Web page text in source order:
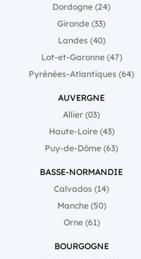
Dordogne (24)
Gironde (33)
Landes (40)
Lot-et-Garonne (47)
Pyrénées-Atlantiques (64)
AUVERGNE
Allier (03)
Haute-Loire (43)
Puy-de-Dôme (63)
BASSE-NORMANDIE
Calvados (14)
Manche (50)
Orne (61)
BOURGOGNE